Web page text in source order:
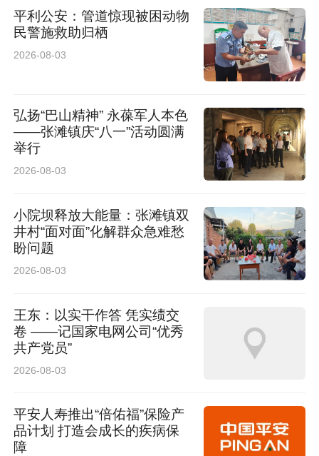
平利公安：管道惊现被困动物
民警施救助归栖
2026-08-03
弘扬“巴山精神” 永葆军人本色
——张滩镇庆“八一”活动圆满
举行
2026-08-03
小院坝释放大能量：张滩镇双
井村“面对面”化解群众急难愁
盼问题
2026-08-03
王东：以实干作答 凭实绩交
卷 ——记国家电网公司“优秀
共产党员”
2026-08-03
平安人寿推出“倍佑福”保险产
品计划 打造会成长的疾病保
障